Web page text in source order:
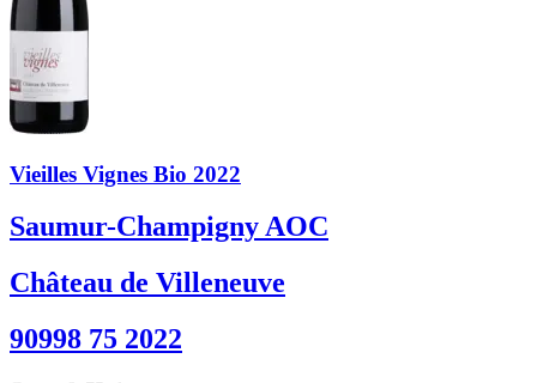
Vieilles Vignes Bio 2022
Saumur-Champigny AOC
Château de Villeneuve
90998 75 2022